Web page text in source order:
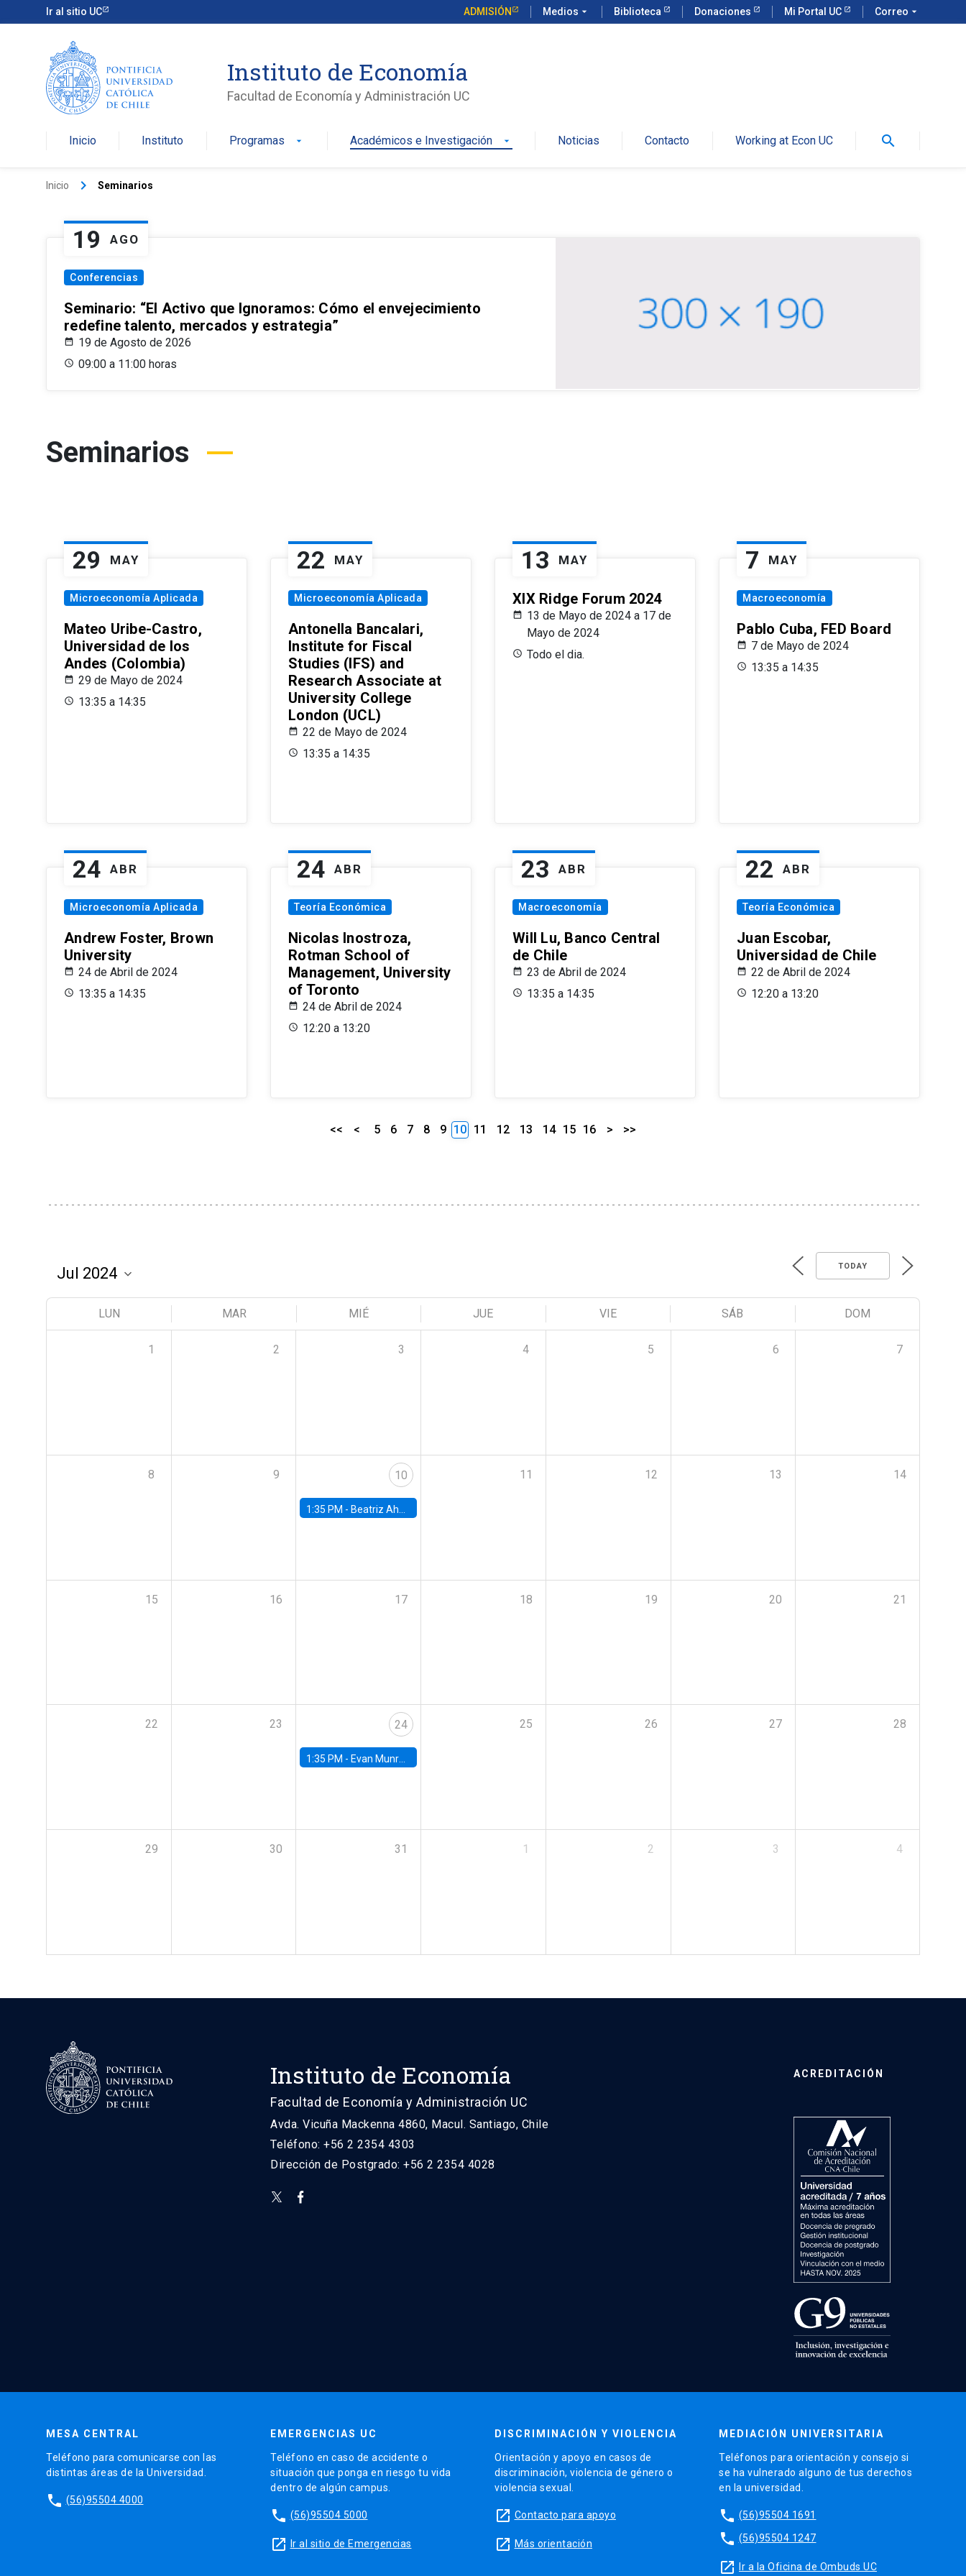
Ir al sitio UC ADMISIÓN Medios arrow_drop_down Biblioteca Donaciones Mi Portal UC Correo arrow_drop_down
Instituto de Economía
Facultad de Economía y Administración UC
Inicio Instituto Programas arrow_drop_down Académicos e Investigación arrow_drop_down Noticias Contacto Working at Econ UC search
Inicio keyboard_arrow_right Seminarios
19 AGO
Conferencias
Seminario: “El Activo que Ignoramos: Cómo el envejecimiento
redefine talento, mercados y estrategia”
19 de Agosto de 2026
09:00 a 11:00 horas
Seminarios
29 MAY
Microeconomía Aplicada
Mateo Uribe-Castro,
Universidad de los
Andes (Colombia)
29 de Mayo de 2024
13:35 a 14:35
22 MAY
Microeconomía Aplicada
Antonella Bancalari,
Institute for Fiscal
Studies (IFS) and
Research Associate at
University College
London (UCL)
22 de Mayo de 2024
13:35 a 14:35
13 MAY
XIX Ridge Forum 2024
13 de Mayo de 2024 a 17 de
Mayo de 2024
Todo el dia.
7 MAY
Macroeconomía
Pablo Cuba, FED Board
7 de Mayo de 2024
13:35 a 14:35
24 ABR
Microeconomía Aplicada
Andrew Foster, Brown
University
24 de Abril de 2024
13:35 a 14:35
24 ABR
Teoría Económica
Nicolas Inostroza,
Rotman School of
Management, University
of Toronto
24 de Abril de 2024
12:20 a 13:20
23 ABR
Macroeconomía
Will Lu, Banco Central
de Chile
23 de Abril de 2024
13:35 a 14:35
22 ABR
Teoría Económica
Juan Escobar,
Universidad de Chile
22 de Abril de 2024
12:20 a 13:20
<< < 5 6 7 8 9 10 11 12 13 14 15 16 > >>
TODAY
LUN MAR MIÉ JUE VIE SÁB DOM
1 2 3 4 5 6 7
8 9 10
1:35 PM - Beatriz Ahumada, PhD candidate, Universidad de Pittsburgh
11 12 13 14
15 16 17 18 19 20 21
22 23 24
1:35 PM - Evan Munro, Neyman Visiting Assistant Professor in the Department of Statistics at UC Berkeley
25 26 27 28
29 30 31 1 2 3 4
Instituto de Economía
Facultad de Economía y Administración UC
Avda. Vicuña Mackenna 4860, Macul. Santiago, Chile
Teléfono: +56 2 2354 4303
Dirección de Postgrado: +56 2 2354 4028
ACREDITACIÓN
MESA CENTRAL
Teléfono para comunicarse con las
distintas áreas de la Universidad.
phone (56)95504 4000
EMERGENCIAS UC
Teléfono en caso de accidente o
situación que ponga en riesgo tu vida
dentro de algún campus.
phone (56)95504 5000
launch Ir al sitio de Emergencias
DISCRIMINACIÓN Y VIOLENCIA
Orientación y apoyo en casos de
discriminación, violencia de género o
violencia sexual.
launch Contacto para apoyo
launch Más orientación
MEDIACIÓN UNIVERSITARIA
Teléfonos para orientación y consejo si
se ha vulnerado alguno de tus derechos
en la universidad.
phone (56)95504 1691
phone (56)95504 1247
launch Ir a la Oficina de Ombuds UC